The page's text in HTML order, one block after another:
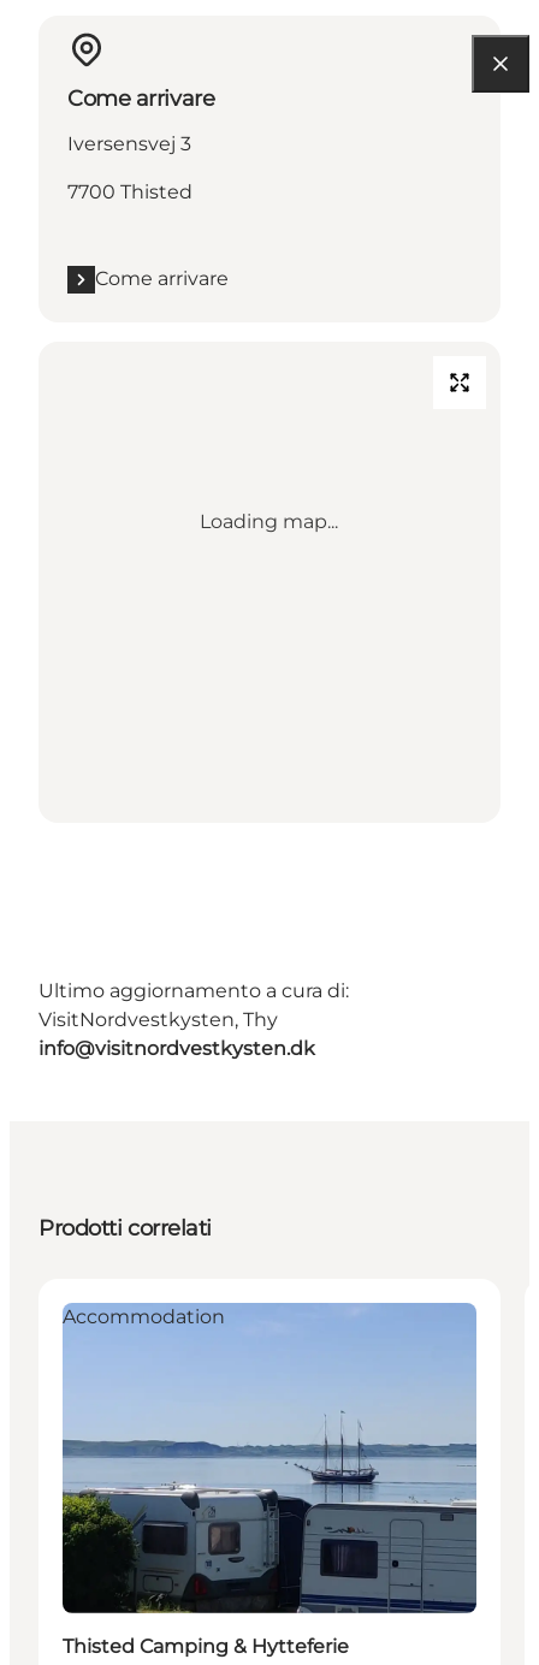
Come arrivare
Iversensvej 3
7700 Thisted
Come arrivare
Loading map...
Ultimo aggiornamento a cura di:
VisitNordvestkysten, Thy
info@visitnordvestkysten.dk
Prodotti correlati
Accommodation
Thisted Camping & Hytteferie